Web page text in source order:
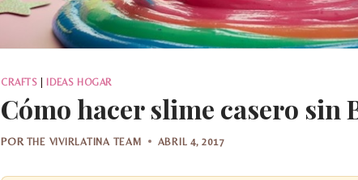
CRAFTS IDEAS HOGAR
Cómo hacer slime casero sin
POR THE VIVIRLATINA TEAM ABRIL 4, 2017